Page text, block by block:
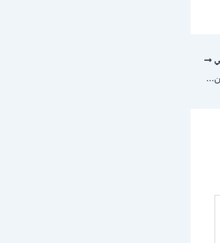
الحزم يواجه الفتح في قمة نارية ضمن دوري روشن السعودي